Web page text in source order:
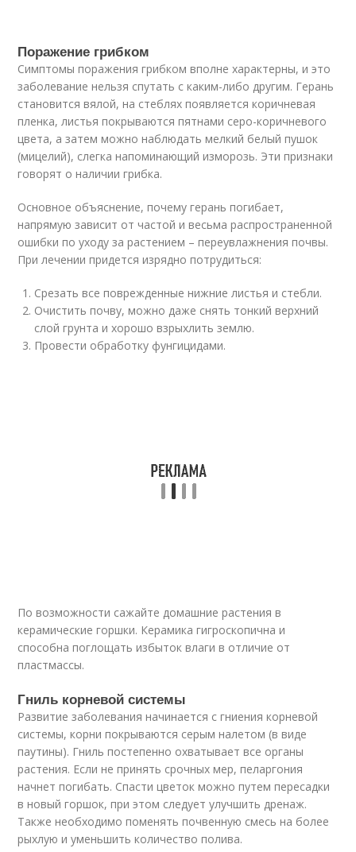
Поражение грибком
Симптомы поражения грибком вполне характерны, и это
заболевание нельзя спутать с каким-либо другим. Герань
становится вялой, на стеблях появляется коричневая
пленка, листья покрываются пятнами серо-коричневого
цвета, а затем можно наблюдать мелкий белый пушок
(мицелий), слегка напоминающий изморозь. Эти признаки
говорят о наличии грибка.
Основное объяснение, почему герань погибает,
напрямую зависит от частой и весьма распространенной
ошибки по уходу за растением – переувлажнения почвы.
При лечении придется изрядно потрудиться:
Срезать все поврежденные нижние листья и стебли.
Очистить почву, можно даже снять тонкий верхний
слой грунта и хорошо взрыхлить землю.
Провести обработку фунгицидами.
По возможности сажайте домашние растения в
керамические горшки. Керамика гигроскопична и
способна поглощать избыток влаги в отличие от
пластмассы.
Гниль корневой системы
Развитие заболевания начинается с гниения корневой
системы, корни покрываются серым налетом (в виде
паутины). Гниль постепенно охватывает все органы
растения. Если не принять срочных мер, пеларгония
начнет погибать. Спасти цветок можно путем пересадки
в новый горшок, при этом следует улучшить дренаж.
Также необходимо поменять почвенную смесь на более
рыхлую и уменьшить количество полива.